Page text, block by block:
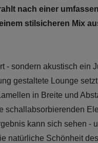
nach einer
stilsicheren Mix
- sondern akustisch ein
gestaltete Lounge
in Breite und
schallabsorbierenden
kann sich sehen -
natürliche Schönheit